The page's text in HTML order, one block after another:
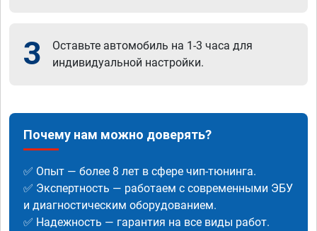
3
Оставьте автомобиль на 1-3 часа для
индивидуальной настройки.
Почему нам можно доверять?
✅ Опыт — более 8 лет в сфере чип-тюнинга.
✅ Экспертность — работаем с современными ЭБУ
и диагностическим оборудованием.
✅ Надежность — гарантия на все виды работ.